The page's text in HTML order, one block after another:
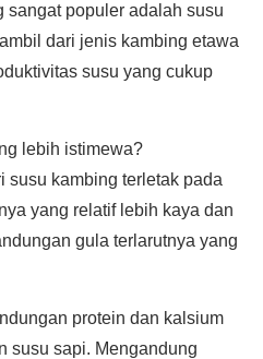
sangat populer adalah susu
dari jenis kambing etawa
susu yang cukup
lebih istimewa?
susu kambing terletak pada
yang relatif lebih kaya dan
gula terlarutnya yang
protein dan kalsium
susu sapi. Mengandung